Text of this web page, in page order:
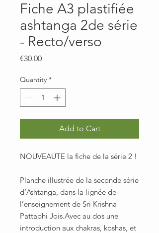
Fiche A3 plastifiée
ashtanga 2de série
- Recto/verso
€30.00Price
Quantity *
Add to Cart
NOUVEAUTE la fiche de la série 2 !
Planche illustrée de la seconde série
d’Ashtanga, dans la lignée de
l’enseignement de Sri Krishna
Pattabhi Jois.Avec au dos une
introduction aux chakras, koshas, et